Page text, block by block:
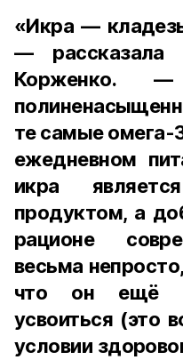
«Икра —
— рассказала
Корженко.
те самые омега-
ежедневном
икра
продуктом, а
рационе
весьма
что он ещё
усвоиться (это
условии